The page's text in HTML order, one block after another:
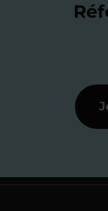
Étape 3
Je